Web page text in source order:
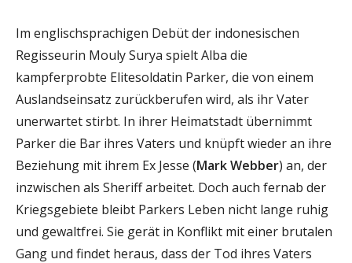
Im englischsprachigen Debüt der indonesischen
Regisseurin Mouly Surya spielt Alba die
kampferprobte Elitesoldatin Parker, die von einem
Auslandseinsatz zurückberufen wird, als ihr Vater
unerwartet stirbt. In ihrer Heimatstadt übernimmt
Parker die Bar ihres Vaters und knüpft wieder an ihre
Beziehung mit ihrem Ex Jesse (Mark Webber) an, der
inzwischen als Sheriff arbeitet. Doch auch fernab der
Kriegsgebiete bleibt Parkers Leben nicht lange ruhig
und gewaltfrei. Sie gerät in Konflikt mit einer brutalen
Gang und findet heraus, dass der Tod ihres Vaters